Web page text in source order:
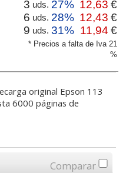
* Precios a falta de Iva 21
%
3 uds. 27% 12,63 €
6 uds. 28% 12,43 €
9 uds. 31% 11,94 €
original Epson 113
6000 páginas de
Comparar